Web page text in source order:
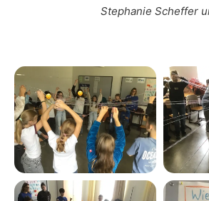
Stephanie Scheffer